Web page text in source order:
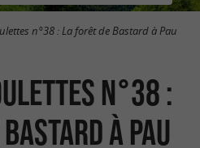
n°38 : La forêt de Bastard à Pau
n°38 :
à Pau